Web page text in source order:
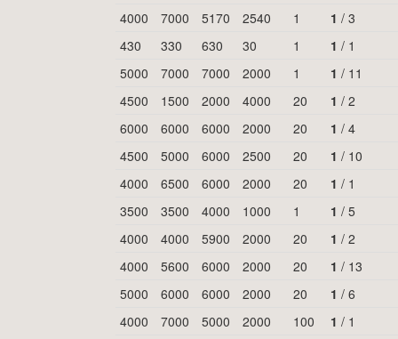
4000
7000 5170 2540 1 1 / 3
430
330 630 30 1 1 / 1
5000
7000 7000 2000 1 1 / 11
4500
1500 2000 4000 20 1 / 2
6000
6000 6000 2000 20 1 / 4
4500
5000 6000 2500 20 1 / 10
4000
6500 6000 2000 20 1 / 1
3500
3500 4000 1000 1 1 / 5
4000
4000 5900 2000 20 1 / 2
4000
5600 6000 2000 20 1 / 13
5000
6000 6000 2000 20 1 / 6
4000
7000 5000 2000 100 1 / 1